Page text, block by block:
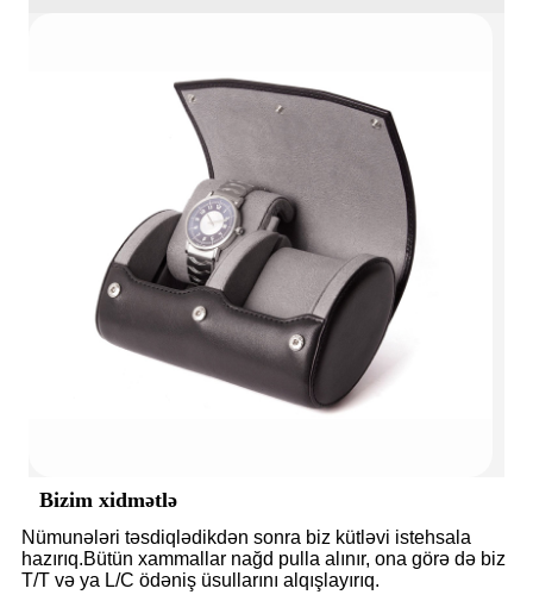
Bizim xidmətlə
Nümunələri təsdiqlədikdən sonra biz kütləvi istehsala
hazırıq.Bütün xammallar nağd pulla alınır, ona görə də biz
T/T və ya L/C ödəniş üsullarını alqışlayırıq.